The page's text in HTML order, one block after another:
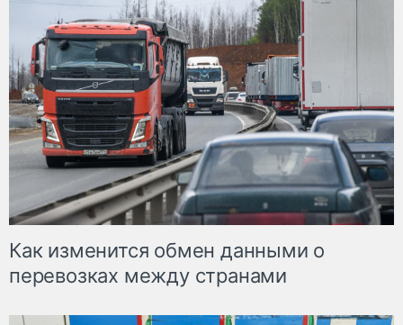
Как изменится обмен данными о
перевозках между странами